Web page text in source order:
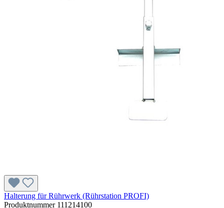
Halterung für Rührwerk (Rührstation PROFI)
Produktnummer 111214100